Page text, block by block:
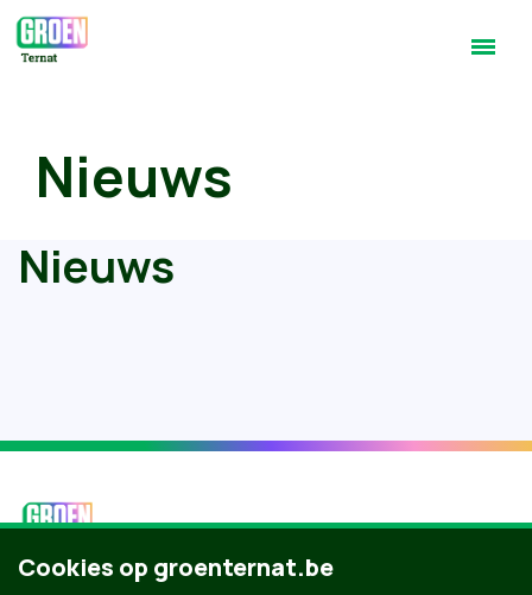
Nieuws
Nieuws
Cookies op groenternat.be